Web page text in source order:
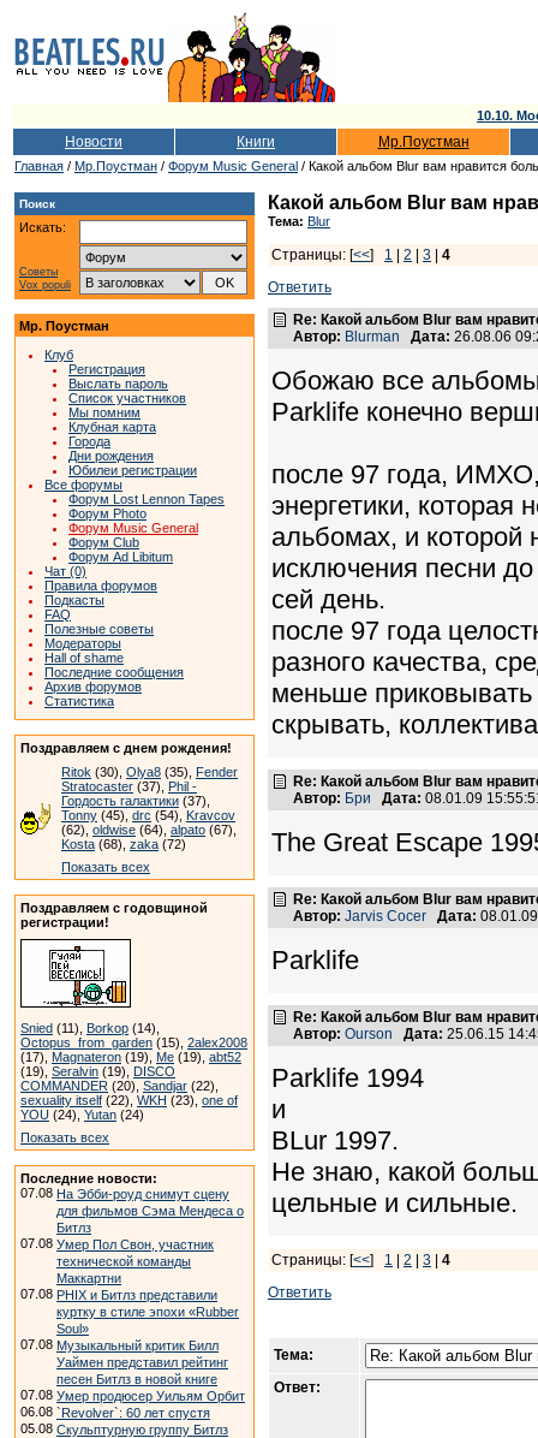
10.10.
Новости Книги Мр.Поустман
Главная / Мр.Поустман / Форум Music General / Какой альбом Blur вам нравится
Поиск
Искать:
Советы
Vox populi
Мр. Поустман
Клуб
Регистрация
Выслать пароль
Список участников
Мы помним
Клубная карта
Города
Дни рождения
Юбилеи регистрации
Все форумы
Форум Lost Lennon Tapes
Форум Photo
Форум Music General
Форум Club
Форум Ad Libitum
Чат (0)
Правила форумов
Подкасты
FAQ
Полезные советы
Модераторы
Hall of shame
Последние сообщения
Архив форумов
Статистика
Поздравляем с днем рождения!
Ritok (30), Olya8 (35), Fender
Stratocaster (37), Phil -
Гордость галактики (37),
Tonny (45), drc (54), Kravcov
(62), oldwise (64), alpato (67),
Kosta (68), zaka (72)
Показать всех
Поздравляем с годовщиной
регистрации!
Snied (11), Borkop (14),
Octopus_from_garden (15), 2alex2008
(17), Magnateron (19), Me (19), abt52
(19), Seralvin (19), DISCO
COMMANDER (20), Sandjar (22),
sexuality itself (22), WKH (23), one of
YOU (24), Yutan (24)
Показать всех
Последние новости:
07.08 На Эбби-роуд снимут сцену
для фильмов Сэма Мендеса о
Битлз
07.08 Умер Пол Свон, участник
технической команды
Маккартни
07.08 PHIX и Битлз представили
куртку в стиле эпохи «Rubber
Soul»
07.08 Музыкальный критик Билл
Уаймен представил рейтинг
песен Битлз в новой книге
07.08 Умер продюсер Уильям Орбит
06.08 `Revolver`: 60 лет спустя
05.08 Скульптурную группу Битлз
Какой альбом Blur вам
Тема: Blur
Страницы: [<<] 1 2 3
4
Ответить
Re: Какой альбом Blur вам
Автор: Blurman Дата: 26.08.06
Обожаю все
Parklife конечно
после 97 года, ИМХО,
энергетики,
альбомах, и которой
исключения песни
сей день.
после 97 года
разного качества,
меньше
скрывать,
Re: Какой альбом Blur вам
Автор: Бри Дата: 08.01.09
The Great Escape
Re: Какой альбом Blur вам
Автор: Jarvis Cocer Дата:
Parklife
Re: Какой альбом Blur вам
Автор: Ourson Дата: 25.06.15
Parklife 1994
и
BLur 1997.
Не знаю, какой
цельные и сильные.
Страницы: [<<] 1 2 3
4
Ответить
Тема:
Ответ: